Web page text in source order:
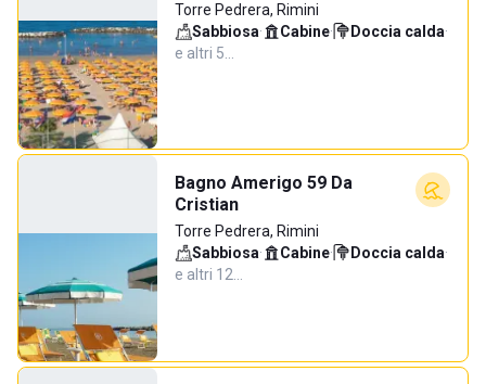
Torre Pedrera, Rimini
Sabbiosa· Cabine· Doccia calda·
e altri 5…
Bagno Amerigo 59 Da
Cristian
Torre Pedrera, Rimini
Sabbiosa· Cabine· Doccia calda·
e altri 12…